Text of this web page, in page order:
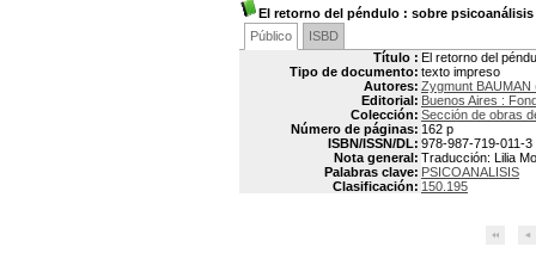
El retorno del péndulo : sobre
Público
ISBD
Título : El retorno del
Tipo de documento: texto impreso
Autores: Zygmunt BAUMAN
Editorial: Buenos Aires :
Colección: Sección de obras
Número de páginas: 162 p
ISBN/ISSN/DL: 978-987-719-011-3
Nota general: Traducción: Lilia
Palabras clave: PSICOANALISIS
Clasificación: 150.195